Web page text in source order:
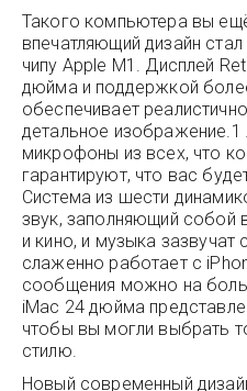
Такого компьютера вы
впечатляющий дизайн
чипу Apple M1. Дисплей
дюйма и поддержкой
обеспечивает
детальное
микрофоны из всех, что
гарантируют, что вас
Система из шести
звук, заполняющий собой
и кино, и музыка
слаженно работает с
сообщения можно на
iMac 24 дюйма
чтобы вы могли выбрать
стилю.
Новый современный